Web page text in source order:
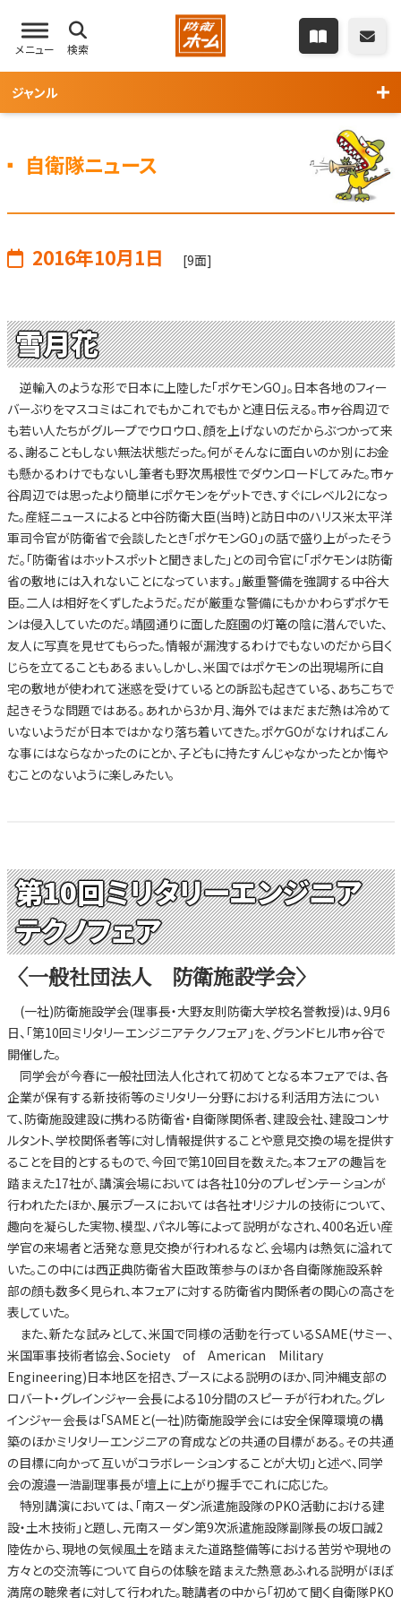
メニュー 検索
ジャンル
自衛隊ニュース
2016年10月1日 [9面]
雪月花
逆輸入のような形で日本に上陸した「ポケモンGO」。日本各地のフィー
バーぶりをマスコミはこれでもかこれでもかと連日伝える。市ヶ谷周辺で
も若い人たちがグループでウロウロ、顔を上げないのだからぶつかって来
る、謝ることもしない無法状態だった。何がそんなに面白いのか別にお金
も懸かるわけでもないし筆者も野次馬根性でダウンロードしてみた。市ヶ
谷周辺では思ったより簡単にポケモンをゲットでき、すぐにレベル2になっ
た。産経ニュースによると中谷防衛大臣(当時)と訪日中のハリス米太平洋
軍司令官が防衛省で会談したとき「ポケモンGO」の話で盛り上がったそう
だ。「防衛省はホットスポットと聞きました」との司令官に「ポケモンは防衛
省の敷地には入れないことになっています。」厳重警備を強調する中谷大
臣。二人は相好をくずしたようだ。だが厳重な警備にもかかわらずポケモ
ンは侵入していたのだ。靖國通りに面した庭園の灯篭の陰に潜んでいた、
友人に写真を見せてもらった。情報が漏洩するわけでもないのだから目く
じらを立てることもあるまい。しかし、米国ではポケモンの出現場所に自
宅の敷地が使われて迷惑を受けているとの訴訟も起きている、あちこちで
起きそうな問題ではある。あれから3か月、海外ではまだまだ熱は冷めて
いないようだが日本ではかなり落ち着いてきた。ポケGOがなければこん
な事にはならなかったのにとか、子どもに持たすんじゃなかったとか悔や
むことのないように楽しみたい。
第10回ミリタリーエンジニア
テクノフェア
〈一般社団法人 防衛施設学会〉
(一社)防衛施設学会(理事長・大野友則防衛大学校名誉教授)は、9月6
日、「第10回ミリタリーエンジニアテクノフェア」を、グランドヒル市ヶ谷で
開催した。
同学会が今春に一般社団法人化されて初めてとなる本フェアでは、各
企業が保有する新技術等のミリタリー分野における利活用方法につい
て、防衛施設建設に携わる防衛省・自衛隊関係者、建設会社、建設コンサ
ルタント、学校関係者等に対し情報提供することや意見交換の場を提供す
ることを目的とするもので、今回で第10回目を数えた。本フェアの趣旨を
踏まえた17社が、講演会場においては各社10分のプレゼンテーションが
行われたたほか、展示ブースにおいては各社オリジナルの技術について、
趣向を凝らした実物、模型、パネル等によって説明がなされ、400名近い産
学官の来場者と活発な意見交換が行われるなど、会場内は熱気に溢れて
いた。この中には西正典防衛省大臣政策参与のほか各自衛隊施設系幹
部の顔も数多く見られ、本フェアに対する防衛省内関係者の関心の高さを
表していた。
また、新たな試みとして、米国で同様の活動を行っているSAME(サミー、
米国軍事技術者協会、Society of American Military
Engineering)日本地区を招き、ブースによる説明のほか、同沖縄支部の
ロバート・グレインジャー会長による10分間のスピーチが行われた。グレ
インジャー会長は「SAMEと(一社)防衛施設学会には安全保障環境の構
築のほかミリタリーエンジニアの育成などの共通の目標がある。その共通
の目標に向かって互いがコラボレーションすることが大切」と述べ、同学
会の渡邉一浩副理事長が壇上に上がり握手でこれに応じた。
特別講演においては、「南スーダン派遣施設隊のPKO活動における建
設・土木技術」と題し、元南スーダン第9次派遣施設隊副隊長の坂口誠2
陸佐から、現地の気候風土を踏まえた道路整備等における苦労や現地の
方々との交流等について自らの体験を踏まえた熱意あふれる説明がほぼ
満席の聴衆者に対して行われた。聴講者の中から「初めて聞く自衛隊PKO